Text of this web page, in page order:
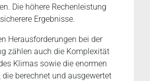
Die höhere Rechenleistung
Ergebnisse.
Herausforderungen bei der
zählen auch die Komplexität
Klimas sowie die enormen
die berechnet und ausgewertet